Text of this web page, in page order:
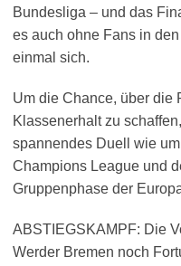
Bundesliga – und das
es auch ohne Fans in
einmal sich.
Um die Chance, über die
Klassenerhalt zu
spannendes Duell wie
Champions League und
Gruppenphase der
ABSTIEGSKAMPF: Die
Werder Bremen noch